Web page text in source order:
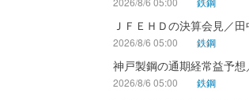
ＪＦＥＨＤの決算会見／
2026/8/6 05:00 鉄鋼
神戸製鋼の通期経常益予
2026/8/6 05:00 鉄鋼